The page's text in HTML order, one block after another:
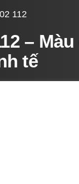
112
–
tế